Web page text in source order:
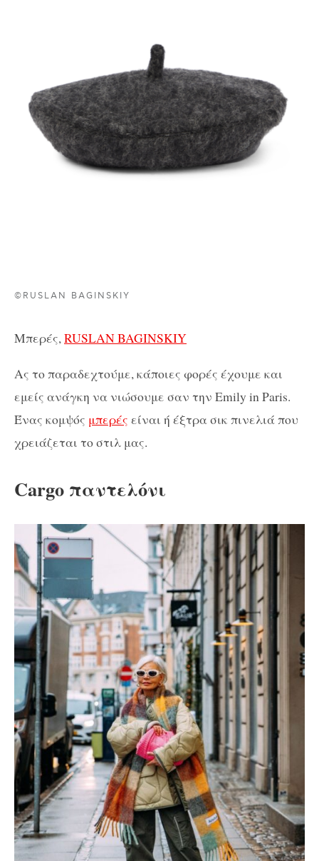
©RUSLAN BAGINSKIY
Μπερές,RUSLAN BAGINSKIY
Aς το παραδεχτούμε, κάποιες φορές έχουμε και
εμείς ανάγκη να νιώσουμε σαν την Emily in Paris.
Ένας κομψός μπερές είναι ή έξτρα σικ πινελιά που
χρειάζεται το στιλ μας.
Cargo παντελόνι